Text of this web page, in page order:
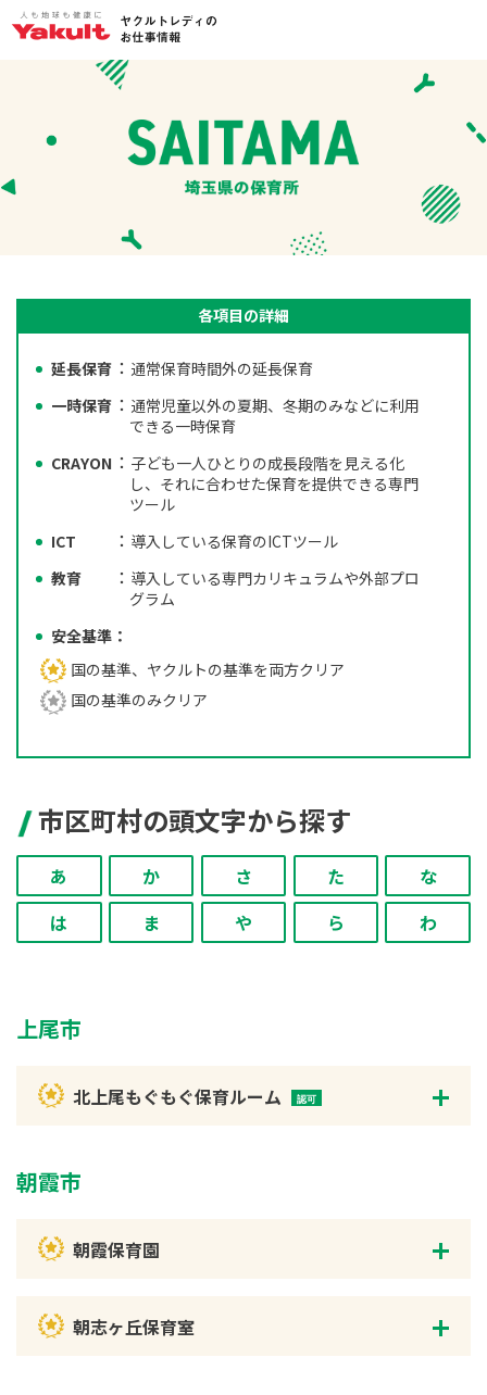
各項目の詳細
延長保育
通常保育時間外の延長保育
一時保育
通常児童以外の夏期、冬期のみなどに利用
できる一時保育
CRAYON
子ども一人ひとりの成長段階を見える化
し、それに合わせた保育を提供できる専門
ツール
ICT
導入している保育のICTツール
教育
導入している専門カリキュラムや外部プロ
グラム
安全基準
国の基準、ヤクルトの基準を両方クリア
国の基準のみクリア
市区町村の頭文字から探す
あ か さ た
な
は
ま や ら わ
上尾市
北上尾もぐもぐ保育ルーム
朝霞市
朝霞保育園
朝志ヶ丘保育室